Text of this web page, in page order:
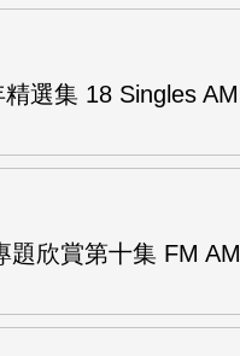
選集 18 Singles AM
題欣賞第十集 FM AM